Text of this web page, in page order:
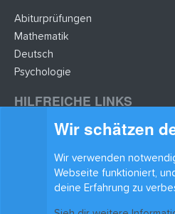
Abiturprüfungen
Mathematik
Deutsch
Psychologie
HILFREICHE LINKS
Lernzettel hochladen
BLEIB AUF DEM
Wir schätzen
Wir verwenden
Webseite funktioniert,
deine Erfahrung zu